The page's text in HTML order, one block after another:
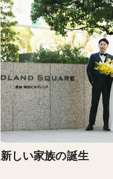
新しい家族の誕生